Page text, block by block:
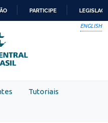
PARTICIPE
ENGLISH
Tutoriais